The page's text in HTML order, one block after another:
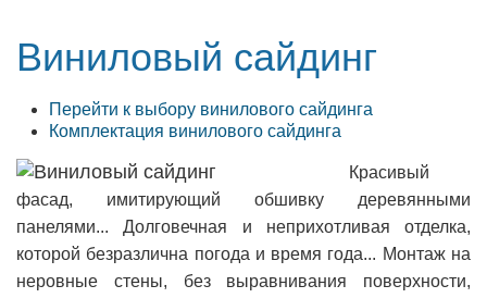
Виниловый сайдинг
Перейти к выбору винилового сайдинга
Комплектация винилового сайдинга
Красивый
фасад, имитирующий обшивку деревянными
панелями... Долговечная и неприхотливая отделка,
которой безразлична погода и время года... Монтаж на
неровные стены, без выравнивания поверхности,